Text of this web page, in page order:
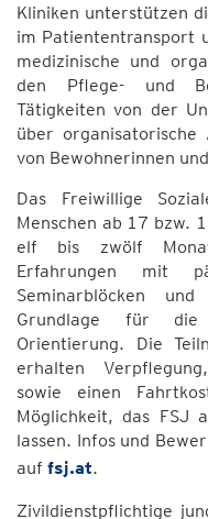
Kliniken unterstützen
im Patiententransport
medizinische und
den Pflege- und
Tätigkeiten von der
über
von Bewohnerinnen
Das Freiwillige
Menschen ab 17 bzw.
elf bis zwölf
Erfahrungen mit
Seminarblöcken
Grundlage für die
Orientierung. Die
erhalten
sowie einen
Möglichkeit, das FSJ
lassen. Infos und
auf fsj.at.
Zivildienstpflichtige